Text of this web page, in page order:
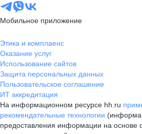
Мобильное приложение
Этика и комплаенс
Оказание услуг
Использование сайтов
Защита персональных данных
Пользовательское соглашение
ИТ аккредитация
На информационном ресурсе hh.ru
рекомендательные технологии
предоставления информации на основе